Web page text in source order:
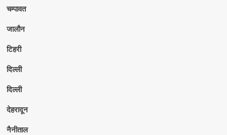
चम्पावत
जालौन
टिहरी
दिल्ली
दिल्ली
देहरादून
नैनीताल